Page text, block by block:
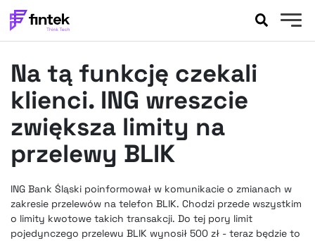
BANKOWOŚĆ
EVENTY
FELIETONY
WYWIADY
LEGAL
FINTEKEXTRA
OKIEM EKSPERTA
Na tą funkcję czekali
klienci. ING wreszcie
zwiększa limity na
przelewy BLIK
ING Bank Śląski poinformował w komunikacie o zmianach w
zakresie przelewów na telefon BLIK. Chodzi przede wszystkim
o limity kwotowe takich transakcji. Do tej pory limit
pojedynczego przelewu BLIK wynosił 500 zł - teraz będzie to